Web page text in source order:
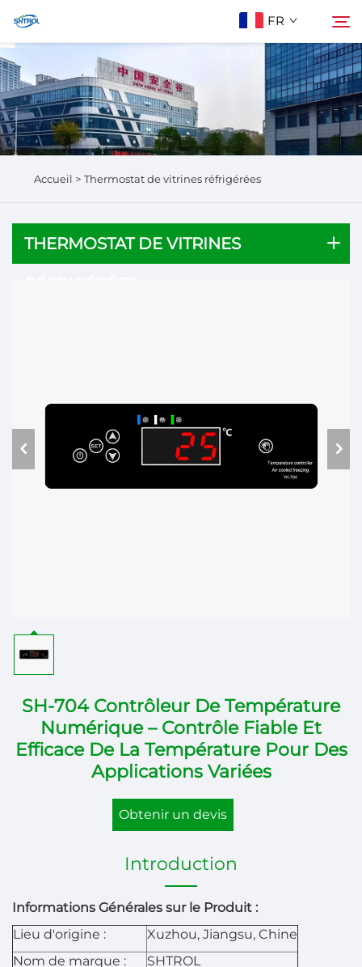
FR
À Propos De Nous
Produits
Rechercher
Accueil > Thermostat de vitrines réfrigérées
THERMOSTAT DE VITRINES
SH-704 Contrôleur De Température
Numérique – Contrôle Fiable Et
Efficace De La Température Pour Des
Applications Variées
Obtenir un devis
Introduction
Informations Générales sur le Produit :
Lieu d'origine :
Xuzhou, Jiangsu, Chine
Nom de marque :
SHTROL